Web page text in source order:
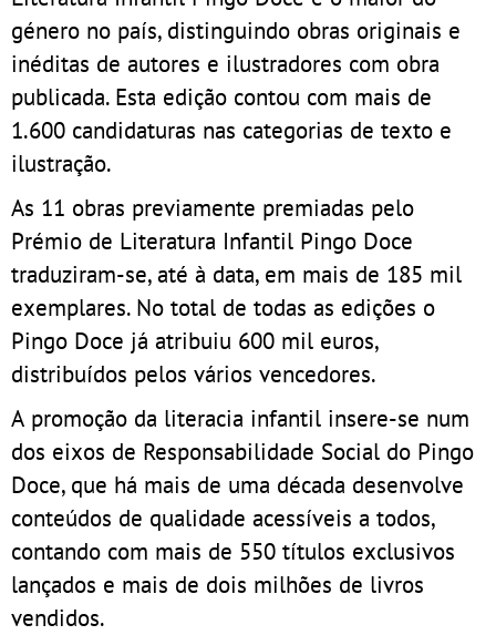
género no país, distinguindo obras originais e
inéditas de autores e ilustradores com obra
publicada. Esta edição contou com mais de
1.600 candidaturas nas categorias de texto e
ilustração.
As 11 obras previamente premiadas pelo
Prémio de Literatura Infantil Pingo Doce
traduziram-se, até à data, em mais de 185 mil
exemplares. No total de todas as edições o
Pingo Doce já atribuiu 600 mil euros,
distribuídos pelos vários vencedores.
A promoção da literacia infantil insere-se num
dos eixos de Responsabilidade Social do Pingo
Doce, que há mais de uma década desenvolve
conteúdos de qualidade acessíveis a todos,
contando com mais de 550 títulos exclusivos
lançados e mais de dois milhões de livros
vendidos.